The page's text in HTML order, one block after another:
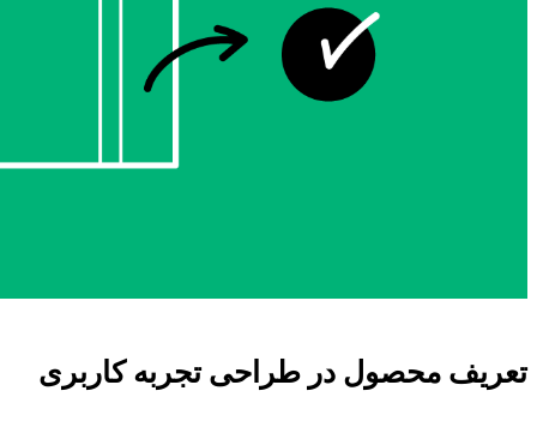
تعریف محصول در طراحی تجربه کاربری